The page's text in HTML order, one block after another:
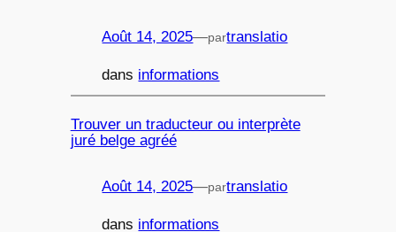
Août 14, 2025—partranslatio
dans informations
Trouver un traducteur ou interprète
juré belge agréé
Août 14, 2025—partranslatio
dans informations